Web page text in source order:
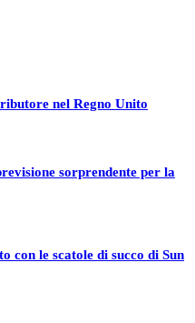
nel Regno Unito
sorprendente per la
con le scatole di succo di Sun